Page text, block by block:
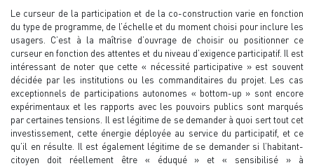
Le curseur de la participation et de la co-construction varie en fonction
du type de programme, de l’échelle et du moment choisi pour inclure les
usagers. C’est à la maîtrise d’ouvrage de choisir ou positionner ce
curseur en fonction des attentes et du niveau d’exigence participatif. Il est
intéressant de noter que cette « nécessité participative » est souvent
décidée par les institutions ou les commanditaires du projet. Les cas
exceptionnels de participations autonomes « bottom-up » sont encore
expérimentaux et les rapports avec les pouvoirs publics sont marqués
par certaines tensions. Il est légitime de se demander à quoi sert tout cet
investissement, cette énergie déployée au service du participatif, et ce
qu’il en résulte. Il est également légitime de se demander si l’habitant-
citoyen doit réellement être « éduqué » et « sensibilisé » à